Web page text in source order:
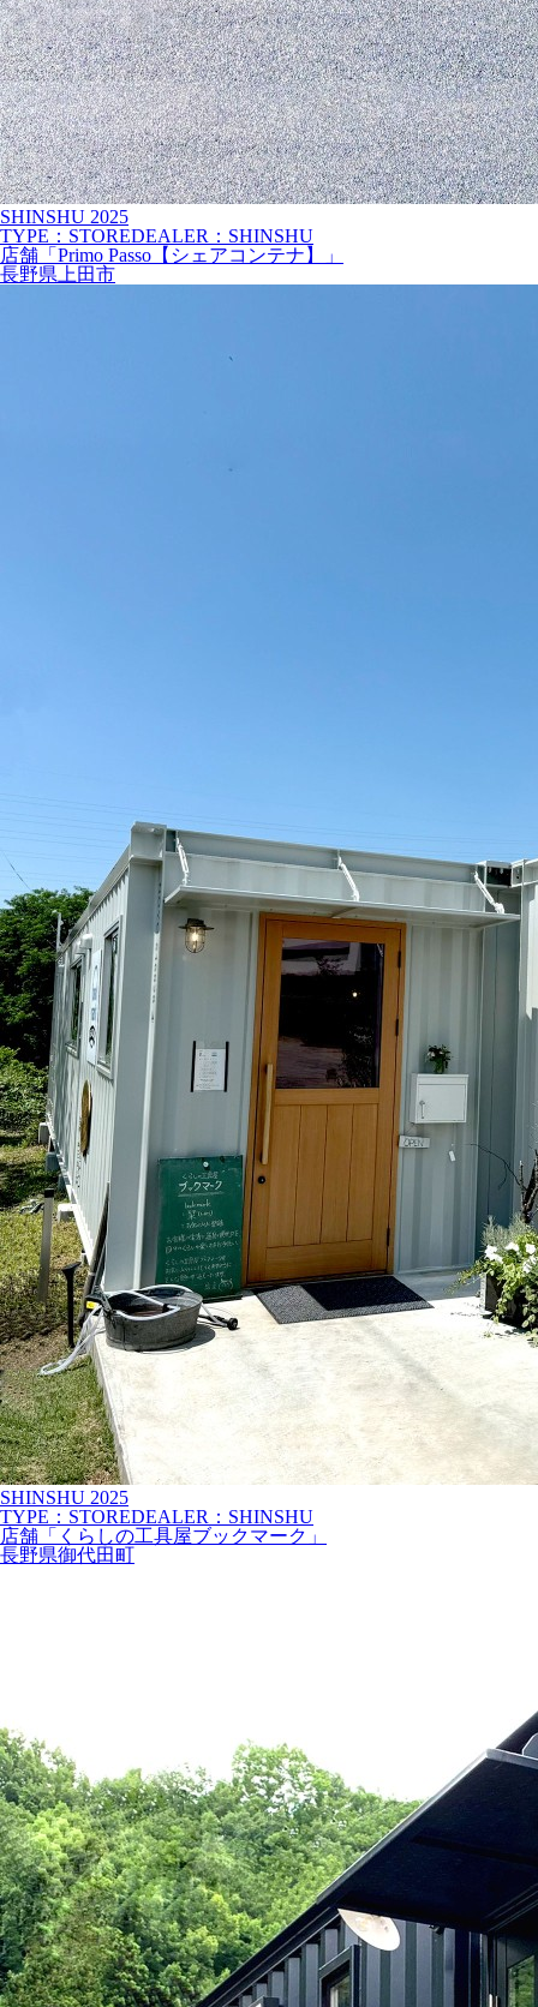
SHINSHU 2025
TYPE：STOREDEALER：SHINSHU
店舗「Primo Passo【シェアコンテナ】」
長野県上田市
SHINSHU 2025
TYPE：STOREDEALER：SHINSHU
店舗「くらしの工具屋ブックマーク」
長野県御代田町